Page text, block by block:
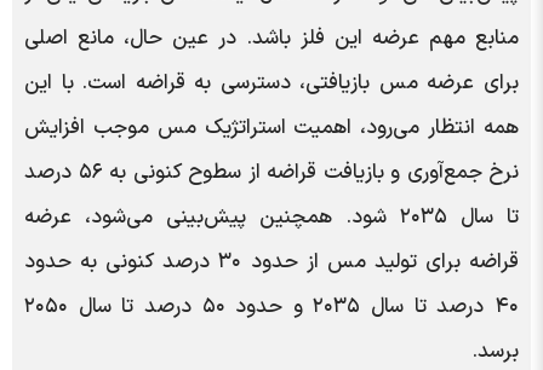
منابع مهم عرضه این فلز باشد. در عین حال، مانع اصلی
برای عرضه مس بازیافتی، دسترسی به قراضه است. با این
همه انتظار می‌رود، اهمیت استراتژیک مس موجب افزایش
نرخ جمع‌آوری و بازیافت قراضه از سطوح کنونی به ۵۶ درصد
تا سال ۲۰۳۵ شود. همچنین پیش‌بینی می‌شود، عرضه
قراضه برای تولید مس از حدود ۳۰ درصد کنونی به حدود
۴۰ درصد تا سال ۲۰۳۵ و حدود ۵۰ درصد تا سال ۲۰۵۰
برسد.